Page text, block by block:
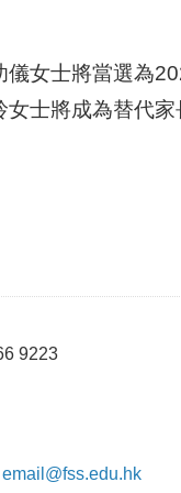
女士將當選為
士將成為替代家
9223
email@fss.edu.hk